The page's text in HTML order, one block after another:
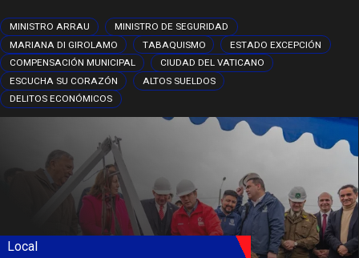
MINISTRO ARRAU
MINISTRO DE SEGURIDAD
MARIANA DI GIROLAMO
TABAQUISMO
ESTADO EXCEPCIÓN
COMPENSACIÓN MUNICIPAL
CIUDAD DEL VATICANO
ESCUCHA SU CORAZÓN
ALTOS SUELDOS
DELITOS ECONÓMICOS
Local